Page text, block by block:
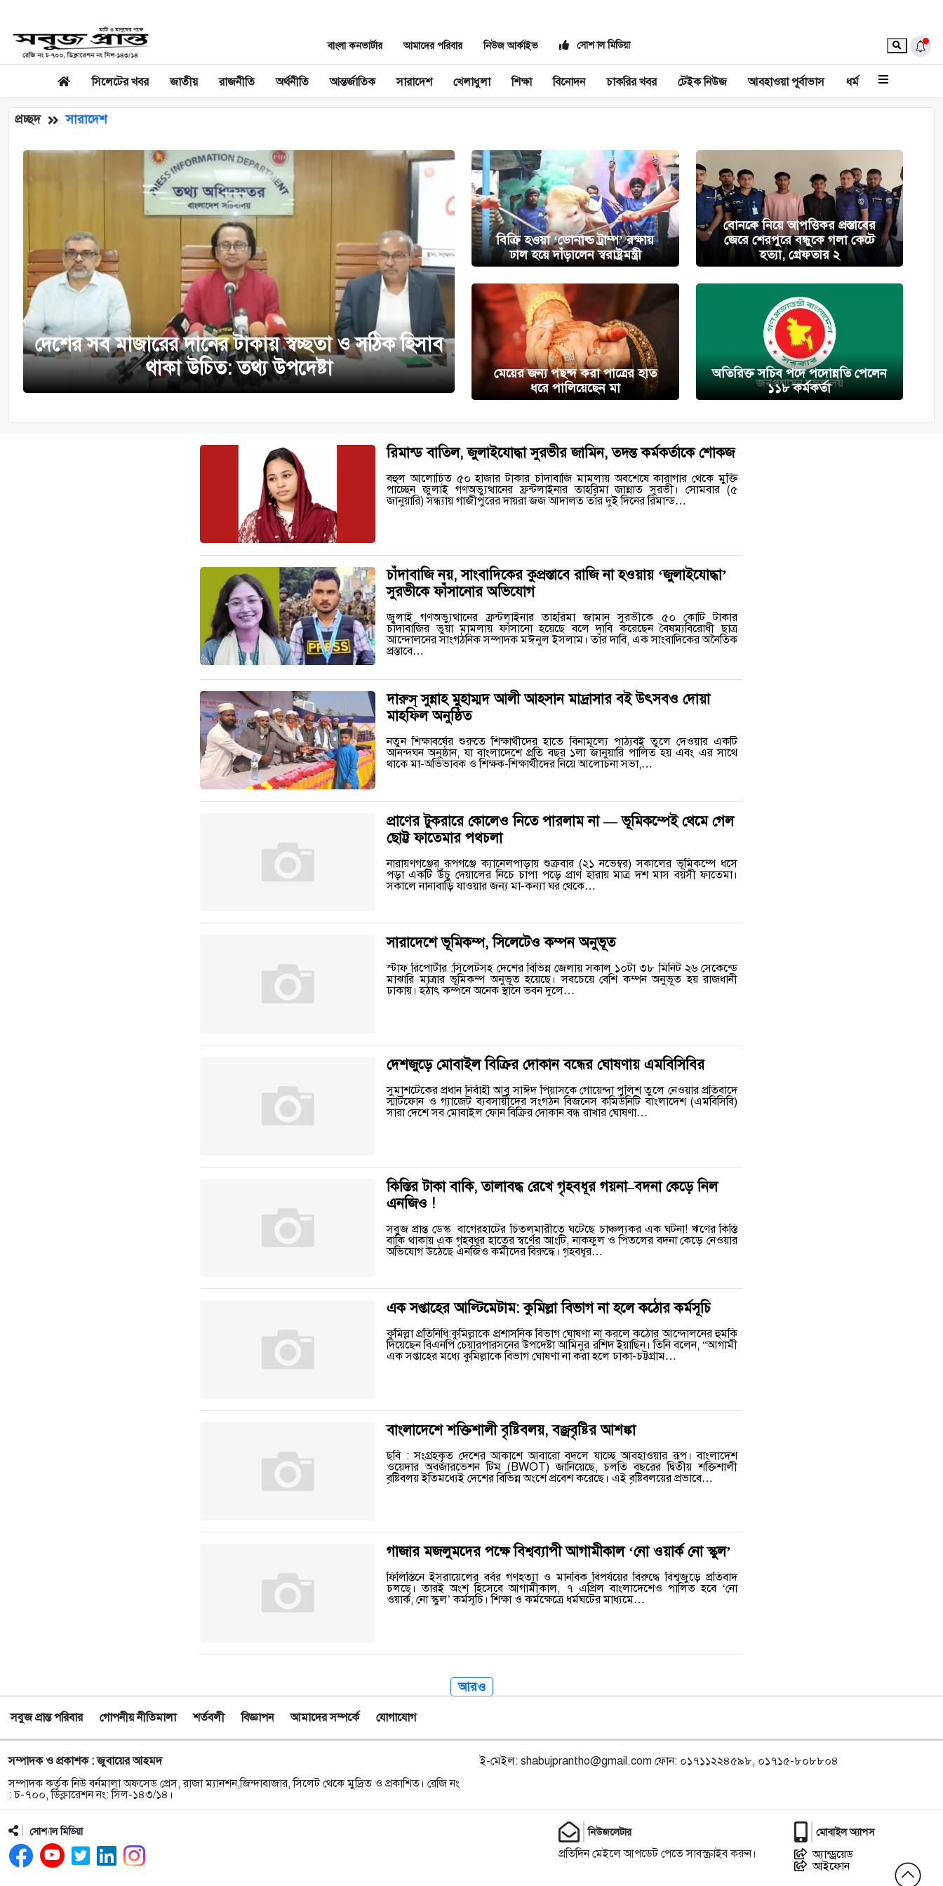
বাংলা কনভার্টার আমাদের পরিবার নিউজ আর্কাইভ সোশ্যাল মিডিয়া
সিলেটের খবর জাতীয় রাজনীতি অর্থনীতি আন্তর্জাতিক সারাদেশ খেলাধুলা শিক্ষা বিনোদন চাকরির খবর টেইক নিউজ আবহাওয়া পূর্বাভাস ধর্ম
প্রচ্ছদ সারাদেশ
দেশের সব মাজারের দানের টাকায় স্বচ্ছতা ও সঠিক হিসাব
থাকা উচিত: তথ্য উপদেষ্টা
বিক্রি হওয়া ‘ডোনাল্ড ট্রাম্প’ রক্ষায়
ঢাল হয়ে দাঁড়ালেন স্বরাষ্ট্রমন্ত্রী
বোনকে নিয়ে আপত্তিকর প্রস্তাবের
জেরে শেরপুরে বন্ধুকে গলা কেটে
হত্যা, গ্রেফতার ২
মেয়ের জন্য পছন্দ করা পাত্রের হাত
ধরে পালিয়েছেন মা
অতিরিক্ত সচিব পদে পদোন্নতি পেলেন
১১৮ কর্মকর্তা
রিমান্ড বাতিল, জুলাইযোদ্ধা সুরভীর জামিন, তদন্ত কর্মকর্তাকে শোকজ
বহুল আলোচিত ৫০ হাজার টাকার চাঁদাবাজি মামলায় অবশেষে কারাগার থেকে মুক্তি
পাচ্ছেন জুলাই গণঅভ্যুত্থানের ফ্রন্টলাইনার তাহরিমা জান্নাত সুরভী। সোমবার (৫
জানুয়ারি) সন্ধ্যায় গাজীপুরের দায়রা জজ আদালত তাঁর দুই দিনের রিমান্ড…
চাঁদাবাজি নয়, সাংবাদিকের কুপ্রস্তাবে রাজি না হওয়ায় ‘জুলাইযোদ্ধা’
সুরভীকে ফাঁসানোর অভিযোগ
জুলাই গণঅভ্যুত্থানের ফ্রন্টলাইনার তাহরিমা জামান সুরভীকে ৫০ কোটি টাকার
চাঁদাবাজির ভুয়া মামলায় ফাঁসানো হয়েছে বলে দাবি করেছেন বৈষম্যবিরোধী ছাত্র
আন্দোলনের সাংগঠনিক সম্পাদক মঈনুল ইসলাম। তাঁর দাবি, এক সাংবাদিকের অনৈতিক
প্রস্তাবে…
দারুস্ সুন্নাহ মুহাম্মদ আলী আহসান মাদ্রাসার বই উৎসবও দোয়া
মাহফিল অনুষ্ঠিত
‎নতুন শিক্ষাবর্ষের শুরুতে শিক্ষার্থীদের হাতে বিনামূল্যে পাঠ্যবই তুলে দেওয়ার একটি
আনন্দঘন অনুষ্ঠান, যা বাংলাদেশে প্রতি বছর ১লা জানুয়ারি পালিত হয় এবং এর সাথে
থাকে মা-অভিভাবক ও শিক্ষক-শিক্ষার্থীদের নিয়ে আলোচনা সভা,…
প্রাণের টুকরারে কোলেও নিতে পারলাম না — ভূমিকম্পেই থেমে গেল
ছোট্ট ফাতেমার পথচলা
নারায়ণগঞ্জের রূপগঞ্জে ক্যানেলপাড়ায় শুক্রবার (২১ নভেম্বর) সকালের ভূমিকম্পে ধসে
পড়া একটি উঁচু দেয়ালের নিচে চাপা পড়ে প্রাণ হারায় মাত্র দশ মাস বয়সী ফাতেমা।
সকালে নানাবাড়ি যাওয়ার জন্য মা-কন্যা ঘর থেকে…
সারাদেশে ভূমিকম্প, সিলেটেও কম্পন অনুভূত
স্টাফ রিপোর্টার :সিলেটসহ দেশের বিভিন্ন জেলায় সকাল ১০টা ৩৮ মিনিট ২৬ সেকেন্ডে
মাঝারি মাত্রার ভূমিকম্প অনুভূত হয়েছে। সবচেয়ে বেশি কম্পন অনুভূত হয় রাজধানী
ঢাকায়। হঠাৎ কম্পনে অনেক স্থানে ভবন দুলে…
দেশজুড়ে মোবাইল বিক্রির দোকান বন্ধের ঘোষণায় এমবিসিবির
সুমাশটেকের প্রধান নির্বাহী আবু সাঈদ পিয়াসকে গোয়েন্দা পুলিশ তুলে নেওয়ার প্রতিবাদে
স্মার্টফোন ও গ্যাজেট ব্যবসায়ীদের সংগঠন বিজনেস কমিউনিটি বাংলাদেশ (এমবিসিবি)
সারা দেশে সব মোবাইল ফোন বিক্রির দোকান বন্ধ রাখার ঘোষণা…
কিস্তির টাকা বাকি, তালাবদ্ধ রেখে গৃহবধূর গয়না–বদনা কেড়ে নিল
এনজিও !
সবুজ প্রান্ত ডেস্ক বাগেরহাটের চিতলমারীতে ঘটেছে চাঞ্চল্যকর এক ঘটনা! ঋণের কিস্তি
বাকি থাকায় এক গৃহবধূর হাতের স্বর্ণের আংটি, নাকফুল ও পিতলের বদনা কেড়ে নেওয়ার
অভিযোগ উঠেছে এনজিও কর্মীদের বিরুদ্ধে। গৃহবধূর…
এক সপ্তাহের আল্টিমেটাম: কুমিল্লা বিভাগ না হলে কঠোর কর্মসূচি
কুমিল্লা প্রতিনিধি:কুমিল্লাকে প্রশাসনিক বিভাগ ঘোষণা না করলে কঠোর আন্দোলনের হুমকি
দিয়েছেন বিএনপি চেয়ারপারসনের উপদেষ্টা আমিনুর রশিদ ইয়াছিন। তিনি বলেন, “আগামী
এক সপ্তাহের মধ্যে কুমিল্লাকে বিভাগ ঘোষণা না করা হলে ঢাকা-চট্টগ্রাম…
বাংলাদেশে শক্তিশালী বৃষ্টিবলয়, বজ্রবৃষ্টির আশঙ্কা
ছবি : সংগ্রহকৃত দেশের আকাশে আবারো বদলে যাচ্ছে আবহাওয়ার রূপ। বাংলাদেশ
ওয়েদার অবজারভেশন টিম (BWOT) জানিয়েছে, চলতি বছরের দ্বিতীয় শক্তিশালী
বৃষ্টিবলয় ইতিমধ্যেই দেশের বিভিন্ন অংশে প্রবেশ করেছে। এই বৃষ্টিবলয়ের প্রভাবে…
গাজার মজলুমদের পক্ষে বিশ্বব্যাপী আগামীকাল ‘নো ওয়ার্ক নো স্কুল’
ফিলিস্তিনে ইসরায়েলের বর্বর গণহত্যা ও মানবিক বিপর্যয়ের বিরুদ্ধে বিশ্বজুড়ে প্রতিবাদ
চলছে। তারই অংশ হিসেবে আগামীকাল, ৭ এপ্রিল বাংলাদেশেও পালিত হবে ‘নো
ওয়ার্ক, নো স্কুল’ কর্মসূচি। শিক্ষা ও কর্মক্ষেত্রে ধর্মঘটের মাধ্যমে…
আরও
সবুজ প্রান্ত পরিবার গোপনীয় নীতিমালা শর্তবলী বিজ্ঞাপন আমাদের সম্পর্কে যোগাযোগ
সম্পাদক ও প্রকাশক : জুবায়ের আহমদ
সম্পাদক কর্তৃক নিউ বর্নমালা অফসেড প্রেস, রাজা ম্যানশন,জিন্দাবাজার, সিলেট থেকে মুদ্রিত ও প্রকাশিত। রেজি নং
: চ-৭০০, ডিক্লারেশন নং: সিল-১৪৩/১৪।
ই-মেইল: shabujprantho@gmail.com ফোন: ০১৭১১২২৪৫৯৮, ০১৭১৫-৮০৮৮০৪
সোশ্যাল মিডিয়া নিউজলেটার
প্রতিদিন মেইলে আপডেট পেতে সাবস্ক্রাইব করুন।
মোবাইল অ্যাপস
অ্যান্ড্রয়েড
আইফোন